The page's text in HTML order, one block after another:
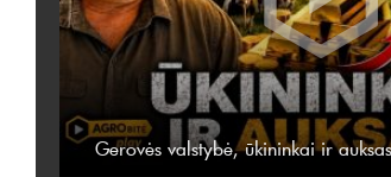
Gerovės valstybė, ūkininkai ir